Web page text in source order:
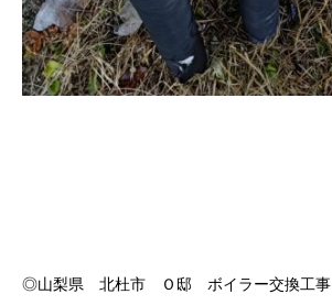
◎山梨県 北杜市 Ｏ邸 ボイラー交換工事